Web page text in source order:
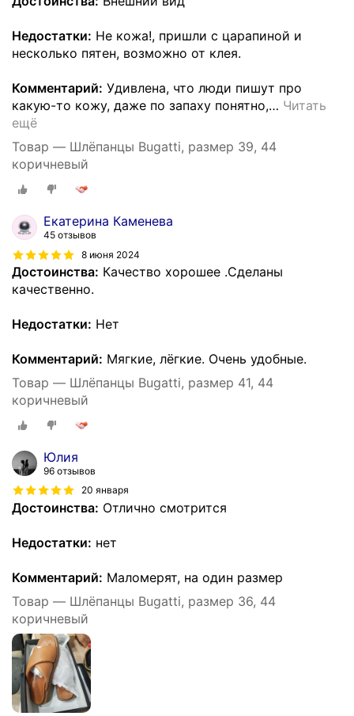
Недостатки: Не кожа!, пришли с царапиной и
несколько пятен, возможно от клея.
Комментарий: Удивлена, что люди пишут про
какую-то кожу, даже по запаху понятно,… Читать
ещё
Товар — Шлёпанцы Bugatti, размер 39, 44
коричневый
Екатерина Каменева
45 отзывов
8 июня 2024
Достоинства: Качество хорошее .Сделаны
качественно.
Недостатки: Нет
Комментарий: Мягкие, лёгкие. Очень удобные.
Товар — Шлёпанцы Bugatti, размер 41, 44
коричневый
Юлия
96 отзывов
20 января
Достоинства: Отлично смотрится
Недостатки: нет
Комментарий: Маломерят, на один размер
Товар — Шлёпанцы Bugatti, размер 36, 44
коричневый